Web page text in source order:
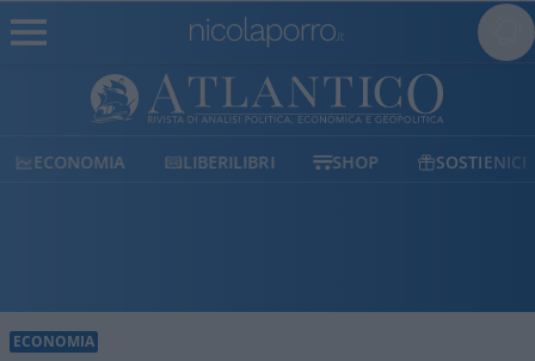
ECONOMIA LIBERILIBRI SHOP SOSTIENICI
ECONOMIA